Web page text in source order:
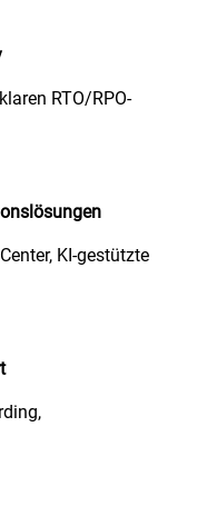
RTO/RPO-
KI‑gestützte